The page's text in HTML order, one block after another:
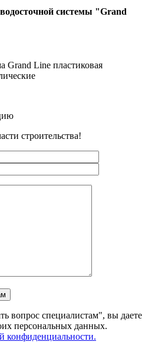
системы "Grand
Grand Line пластиковая
строительства!
вопрос специалистам", вы даете
персональных данных.
конфиденциальности.